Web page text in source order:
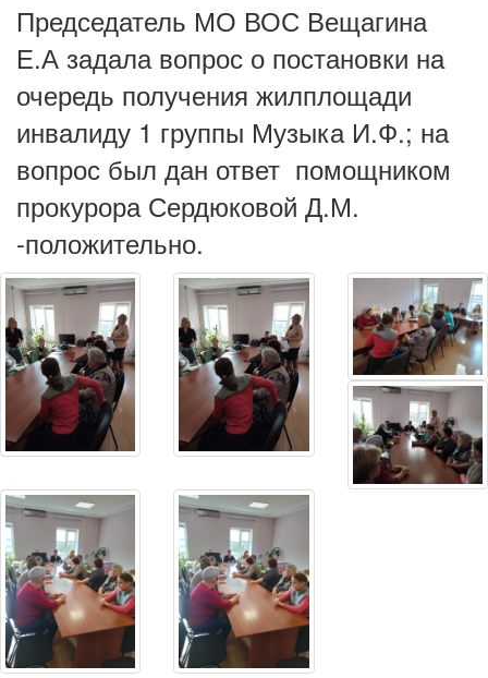
Председатель МО ВОС Вещагина
Е.А задала вопрос о постановки на
очередь получения жилплощади
инвалиду 1 группы Музыка И.Ф.; на
вопрос был дан ответ помощником
прокурора Сердюковой Д.М.
-положительно.